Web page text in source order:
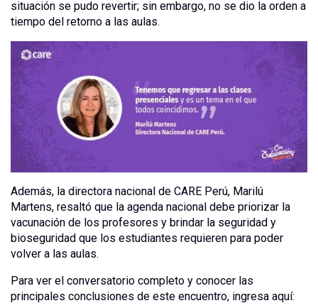
situación se pudo revertir; sin embargo, no se dio la orden a
tiempo del retorno a las aulas.
Además, la directora nacional de CARE Perú, Marilú
Martens, resaltó que la agenda nacional debe priorizar la
vacunación de los profesores y brindar la seguridad y
bioseguridad que los estudiantes requieren para poder
volver a las aulas.
Para ver el conversatorio completo y conocer las
principales conclusiones de este encuentro, ingresa aquí: